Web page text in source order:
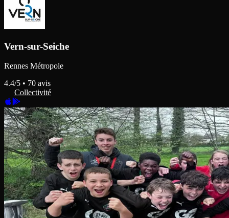
Vern-sur-Seiche
Rennes Métropole
4.4/5 • 70 avis
Collectivité